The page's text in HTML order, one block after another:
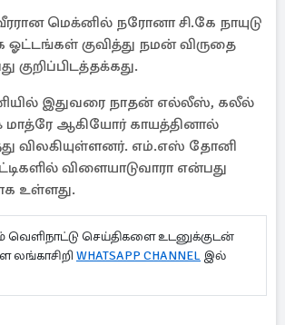
மெக்னில் நரோனா சி.கே நாயுடு
குவித்து நமன் விருதை
குறிப்பிடத்தக்கது.
இதுவரை நாதன் எல்லீஸ், கலீல்
ஆகியோர் காயத்தினால்
விலகியுள்ளனர். எம்.எஸ் தோனி
விளையாடுவாரா என்பது
உள்ளது.
வெளிநாட்டு செய்திகளை உடனுக்குடன்
லங்காசிறி WHATSAPP CHANNEL இல்